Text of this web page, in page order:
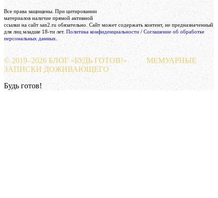
Все права защищены. При цитировании
материалов наличие прямой активной
ссылки на сайт san2.ru обязательно. Сайт может содержать контент, не предназначенный
для лиц младше 18-ти лет. Политика конфиденциальности / Соглашение об обработке
персональных данных
© 2019–2026 БЛОГ «БУДЬ ГОТОВ!»
МЕМУАРНЫЕ
ЗАПИСКИ ДОЖИВАЮЩЕГО
Будь готов!